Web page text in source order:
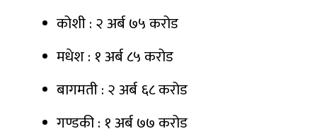
कोशी : २ अर्ब ७५ करोड
मधेश : १ अर्ब ८५ करोड
बागमती : २ अर्ब ६८ करोड
गण्डकी : १ अर्ब ७७ करोड